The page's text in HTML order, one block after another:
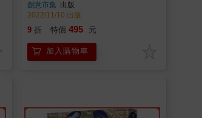
歷史上最「偉大」的謊言與真實
創意市集 出版
2022/11/10 出版
9 折 特價 495 元
加入購物車